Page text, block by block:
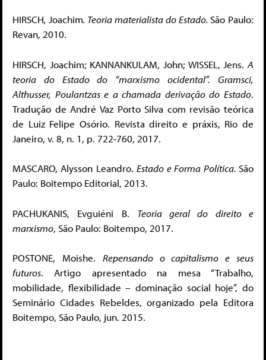
HIRSCH, Joachim. Teoria materialista do Estado.São Paulo:
Revan, 2010.
HIRSCH, Joachim; KANNANKULAM, John; WISSEL, Jens. A
teoria do Estado do “marxismo ocidental”. Gramsci,
Althusser, Poulantzas e a chamada derivação do Estado.
Tradução de André Vaz Porto Silva com revisão teórica
de Luiz Felipe Osório. Revista direito e práxis, Rio de
Janeiro, v. 8, n. 1, p. 722-760, 2017.
MASCARO, Alysson Leandro.Estado e Forma Política.São
Paulo: Boitempo Editorial, 2013.
PACHUKANIS, Evguiéni B. Teoria geral do direito e
marxismo, São Paulo: Boitempo, 2017.
POSTONE, Moishe. Repensando o capitalismo e seus
futuros. Artigo apresentado na mesa “Trabalho,
mobilidade, flexibilidade – dominação social hoje”, do
Seminário Cidades Rebeldes, organizado pela Editora
Boitempo, São Paulo, jun. 2015.